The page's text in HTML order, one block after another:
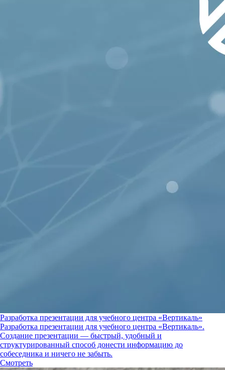
Разработка презентации для учебного центра «Вертикаль»
Разработка презентации для учебного центра «Вертикаль».
Создание презентации — быстрый, удобный и
структурированный способ донести информацию до
собеседника и ничего не забыть.
Смотреть